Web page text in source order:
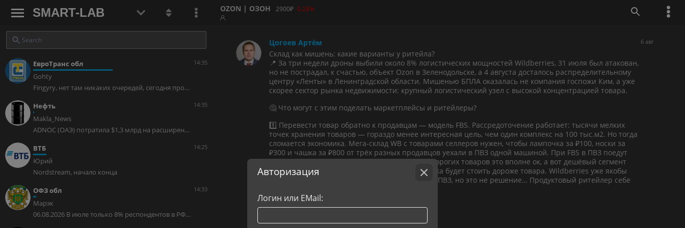
SMART-LAB OZON | ОЗОН 2900₽-0.28%
ЕвроТранс обл
Gohty
Fingyry, нет там никаких очередей, сегодня проезжал по минке
14:35
Нефть
Makla_News
ADNOC (ОАЭ) потратила $1,3 млрд на расширение танкерного флота, что позволило компании стать крупнейшим перевозчиком нефти через Ормузский пролив за последние два месяца — BloombergГлавное из материалов Bloomberg: Масштаб расширения флота: – Количество сверхбольших танкеров (VLCC) выросло почти вдвое – с 8 до 14 (каждый вмещает около 2 млн баррелей нефти). – Приобретены 5 судов для перевозки пропана и других газов (3 – на вторичном рынке, 2 – новые, будут сданы в IV квартале). – Общая стоимость сделок – $1,3 млрд.Геополитический контекст: – Выход ОАЭ из ОПЕК (с 1 мая) позволил нарастить добычу и экспорт, увеличив потребность в собственном тоннаже. – Несмотря на войну США и Ирана и блокаду, ADNOC стала лидером по перевозке нефти через Ормузский пролив за последние два месяца. – Суда часто ходят под покровом темноты и в сопровождении военных, нефть перегружается в Персидском заливе на другие суда.Трубопроводная альтернатива: – ОАЭ также используют транснациональный трубопровод в обход Ормузского пролива, но его мощность (<50% от текущего экспорта 3,6 млн б/с) недостаточна, поэтому танкерный флот критичен.Авто-репост. Читать в блоге >>>
14:35
ВТБ
Юрий
Nordstream, начало конца
14:25
ОФЗ обл
Марэк
06.08.2026 В июле только 8% респондентов в РФ считали, что война России в Украине продвигается «очень успешно», еще 42% — что «скорее успешно». Это следует из опроса «Левада-центра», распространенного в четверг, 6 августа. Такой показатель — минимум с июня 2023 года. Тогда «очень успешными» боевые действия назвали 9% опрошенных, а «скорее успешными» — 46%. В сентябре и в ноябре 2022 года после объявления мобилизации в РФ показатель «очень успешно» также держался на минимуме в 9% («скорее успешно» — 44%). Доля опрошенных, которые считают, что война идет неуспешно, в июле составила 28% (8% — «крайне неуспешно», 20% — «скорее неуспешно»). В июне 2023 года показатель был аналогичным, в сентябре-ноябре 2022 года составлял 31%-32%. Почти две трети респондентов — сторонники перехода к мирным переговорам При этом почти две трети респондентов (62%) являются сторонниками перехода к мирным переговорам. Еще 28% опрошенных уверены, что необходимо продолжать военные действия. Доля сторонников урегулирования выше среди женщин, молодежи до 25 лет, респондентов со средним образованием, менее обеспеченных и жителей сел. Кроме того, в этой группе — те, кто считает, что дела в стране идут по неверному пути, те, кто не одобряет деятельность Владимира Путина на посту президента РФ, и те, для кого соцсети и YouTube являются основными источниками получения информации. Доля сторонников продолжения военных действий выше среди мужчин, опрошенных старшего возраста, респондентов с высшим образованием, более обеспеченных и жителей Москвы. Опрос проводился методом личного интервью Общероссийский опрос проводился с 21 по 28 июля, в нем приняли участие 1612 человек в возрасте от 18 лет в 137 населенных пунктах (50 субъектах) РФ. Исследование проводилось на дому методом личного интервью. www.levada.ru/2026/08/06/konflikt-s-ukrainoi-v-iyule-2026-goda/
14:33
Цогоев Артём
Склад как мишень: какие варианты у ритейла?
📍 За три недели дроны выбили около 8% логистических мощностей Wildberries, 31 июля был атакован,
но не пострадал, к счастью, объект Ozon в Зеленодольске, а 4 августа досталось распределительному
центру «Ленты» в Ленинградской области. Мишенью БПЛА оказалась не компания госпожи Ким, а уже
скорее сектор рынка недвижимости: крупный логистический узел с высокой концентрацией товара.
🤔 Что могут с этим поделать маркетплейсы и ритейлеры?
1️⃣ Перевести товар обратно к продавцам — модель FBS. Рассредоточение работает: тысячи мелких
точек хранения товаров — гораздо менее интересная цель, чем один комплекс на 100 тыс.м2. Но тогда
сломается экономика. Мега-склад WB c товарами селлеров нужен, чтобы лампочка за ₽100, носки за
₽300 и чашка за ₽800 от трёх разных продавцов уехали в ПВЗ одной машиной. При FBS в ПВЗ поедут
три машины со складов селлеров. Для ультрадорогих товаров это вполне ок, а вот дешёвый сегмент
(носки и чашки) такого не переживёт — доставка будет стоить дороже товара. Wildberries уже якобы
пытается хранить часть товаров чуть ли не на ПВЗ, но это не решение… Продуктовый ритейлер себе
Авто-репост. Читать в блоге>>>
6 авг
Авторизация
Логин или EMail: